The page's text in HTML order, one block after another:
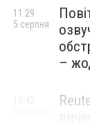
–
11:29
5 серпня